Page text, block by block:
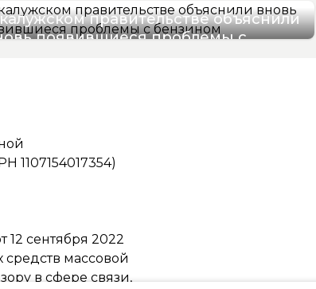
правительстве объяснили
появившиеся проблемы с
сентября 2022
средств массовой
в сфере связи,